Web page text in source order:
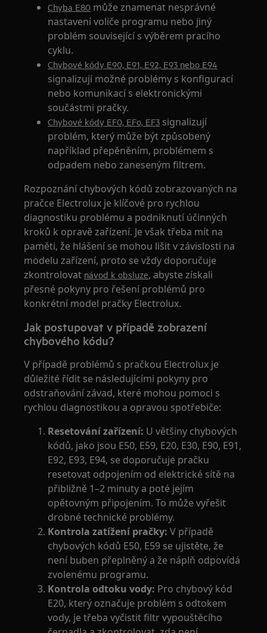
Chyba E80 může znamenat nesprávné
nastavení voliče programu nebo jiný
problém související s výběrem pracího
cyklu.
Chybové kódy E90, E91, E92, E93 nebo E94
signalizují možné problémy s konfigurací
nebo komunikací s elektronickými
součástmi pračky.
Chybové kódy EF0, EFo, EF3 signalizují
problém, který může být způsobený
například přepěněním, problémem s
odpadem nebo zaneseným filtrem.
Rozpoznání chybových kódů zobrazovaných na
pračce Electrolux je klíčové pro rychlou
diagnostiku problému a podniknutí účinných
kroků k opravě zařízení. Je však třeba mít na
paměti, že hlášení se mohou lišit v závislosti na
modelu zařízení, proto se vždy doporučuje
zkontrolovat návod k obsluze, abyste získali
přesné pokyny pro řešení problémů pro
konkrétní model pračky Electrolux.
Jak postupovat v případě zobrazení
chybového kódu?
V případě problémů s pračkou Electrolux je
důležité řídit se následujícími pokyny pro
odstraňování závad, které mohou pomoci s
rychlou diagnostikou a opravou spotřebiče:
Resetování zařízení: U většiny chybových
kódů, jako jsou E50, E59, E20, E30, E90, E91,
E92, E93, E94, se doporučuje pračku
resetovat odpojením od elektrické sítě na
přibližně 1–2 minuty a poté jejím
opětovným připojením. To může vyřešit
drobné technické problémy.
Kontrola zatížení pračky: V případě
chybových kódů E50, E59 se ujistěte, že
není buben přeplněný a že náplň odpovídá
zvolenému programu.
Kontrola odtoku vody: Pro chybový kód
E20, který označuje problém s odtokem
vody, je třeba vyčistit filtr vypouštěcího